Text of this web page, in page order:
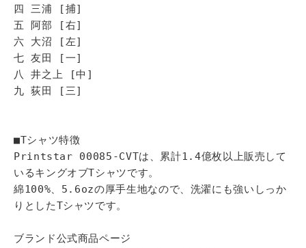
四 三浦 [捕]
五 阿部 [右]
六 大沼 [左]
七 友田 [一]
八 井之上 [中]
九 荻田 [三]
■Tシャツ特徴
Printstar 00085-CVTは、累計1.4億枚以上販売して
いるキングオブTシャツです。
綿100%、5.6ozの厚手生地なので、洗濯にも強いしっか
りとしたTシャツです。
ブランド公式商品ページ